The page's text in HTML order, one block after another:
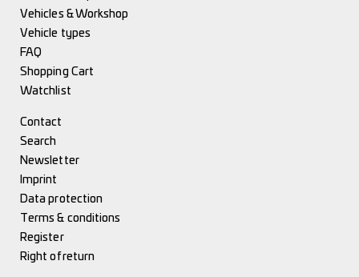
Vehicles & Workshop
Vehicle types
FAQ
Shopping Cart
Watchlist
Contact
Search
Newsletter
Imprint
Data protection
Terms & conditions
Register
Right of return